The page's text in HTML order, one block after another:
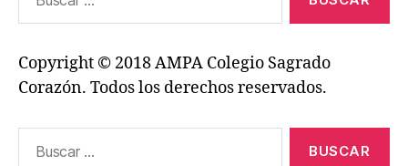
Copyright © 2018 AMPA Colegio Sagrado
Corazón. Todos los derechos reservados.